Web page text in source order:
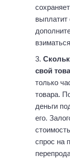
свой
только
товара.
деньги
его.
спрос на